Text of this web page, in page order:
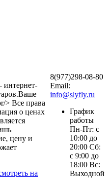
интернет-
> Все права
о ценах
цену и
на
8(977)298-08-80
Email:
info@slyfly.ru
График
работы
Пн-Пт: с
10:00 до
20:00 Сб:
с 9:00 до
18:00 Вс:
Выходной